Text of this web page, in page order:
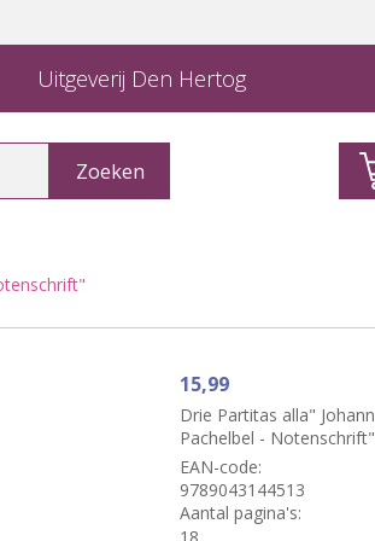
Uitgeverij Den Hertog
15,99
Drie Partitas alla" Johann
Pachelbel - Notenschrift"
EAN-code:
9789043144513
Aantal pagina's: